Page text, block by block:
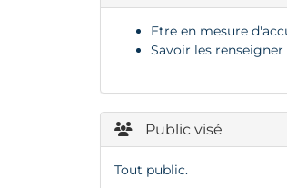
Etre en mesure
Savoir les
Public visé
Tout public.